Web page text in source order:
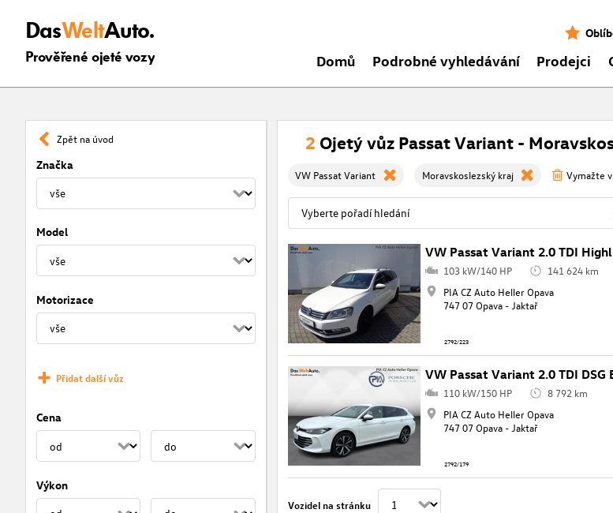
DasWeltAuto.
Prověřené ojeté vozy Domů Podrobné vyhledávání Prodejci
Zpět na úvod
Značka
Model
Motorizace
Přidat další vůz
Cena
Výkon
2 Ojetý vůz Passat Variant -
VW Passat Variant Moravskoslezský kraj Vymažte
VW Passat Variant 2.0 TDI
103 kW/140 HP 141 624 km
PIA CZ Auto Heller Opava
747 07 Opava - Jaktař
2792/223
VW Passat Variant 2.0 TDI DSG
110 kW/150 HP 8 792 km
PIA CZ Auto Heller Opava
747 07 Opava - Jaktař
2792/179
Vozidel na stránku